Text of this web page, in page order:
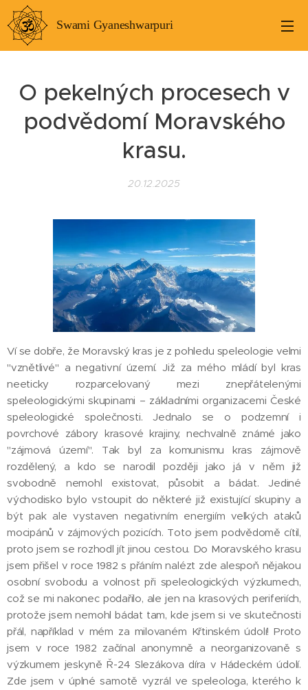
Swami Gyaneshwarpuri
O pekelných procesech v
podvědomí Moravského
krasu.
20.12.2025
Ví se dobře, že Moravský kras je z pohledu speleologie velmi
"vznětlivé" a negativní území. Již za mého mládí byl kras
neeticky rozparcelovaný mezi znepřátelenými
speleologickými skupinami – základními organizacemi České
speleologické společnosti. Jednalo se o podzemní i
povrchové zábory krasové krajiny, nechvalně známé jako
"zájmová území". Tak byl za komunismu kras zájmově
rozdělený, a kdo se narodil později jako já v něm již
svobodně nemohl existovat, působit a bádat. Jediné
východisko bylo vstoupit do některé již existující skupiny a
být pak ale vystaven negativním energiím velkých ataků
mocipánů v zájmových pozicích. Toto jsem podvědomě cítil,
proto jsem se rozhodl jít jinou cestou. Do Moravského krasu
jsem přišel v roce 1982 s přáním nalézt zde alespoň nějakou
osobní svobodu a volnost při speleologických výzkumech,
což se mi nakonec podařilo, ale jen na krasových periferiích,
protože jsem nemohl bádat tam, kde jsem si ve skutečnosti
přál, například v mém za milovaném Křtinském údolí! Proto
jsem v roce 1982 začínal anonymně a neorganizovaně s
výzkumem jeskyně Ř-24 Slezákova díra v Hádeckém údolí.
Zde jsem v úplné samotě vyzrál ve speleologa, kterého k